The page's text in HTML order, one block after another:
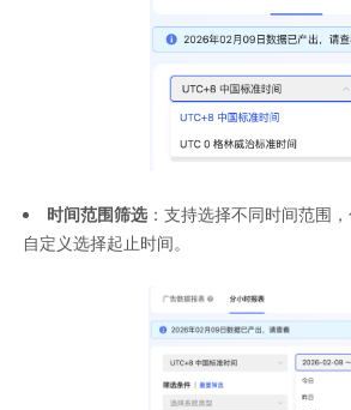
时间范围筛选：支持选择不同时间范围，
自定义选择起止时间。